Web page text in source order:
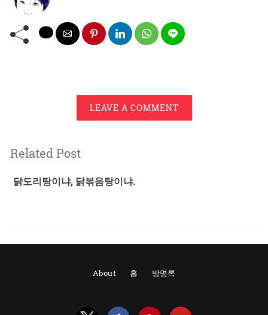
LEAVE A COMMENT
Related Post
닭도리탕이냐, 닭볶음탕이냐.
About 홈 방명록